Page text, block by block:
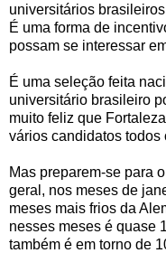
universitários
É uma forma de
possam se interessar
É uma seleção feita
universitário brasileiro
muito feliz que
vários candidatos todos
Mas preparem-se para
geral, nos meses de
meses mais frios da
nesses meses é quase
também é em torno de